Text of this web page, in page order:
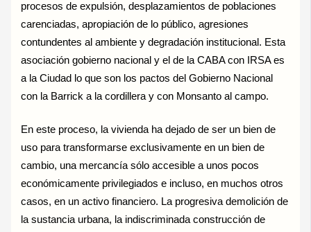
procesos de expulsión, desplazamientos de poblaciones
carenciadas, apropiación de lo público, agresiones
contundentes al ambiente y degradación institucional. Esta
asociación gobierno nacional y el de la CABA con IRSA es
a la Ciudad lo que son los pactos del Gobierno Nacional
con la Barrick a la cordillera y con Monsanto al campo.
En este proceso, la vivienda ha dejado de ser un bien de
uso para transformarse exclusivamente en un bien de
cambio, una mercancía sólo accesible a unos pocos
económicamente privilegiados e incluso, en muchos otros
casos, en un activo financiero. La progresiva demolición de
la sustancia urbana, la indiscriminada construcción de